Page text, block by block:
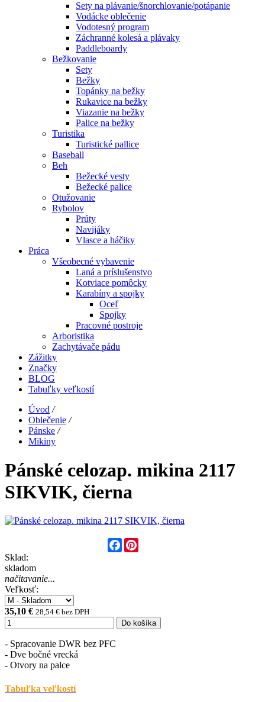
Sety na plávanie/šnorchlovanie/potápanie
Vodácke oblečenie
Vodotesný program
Záchranné kolesá a plávaky
Paddleboardy
Bežkovanie
Sety
Bežky
Topánky na bežky
Rukavice na bežky
Viazanie na bežky
Palice na bežky
Turistika
Turistické pallice
Baseball
Beh
Bežecké vesty
Bežecké palice
Otužovanie
Rybolov
Prúty
Navijáky
Vlasce a háčiky
Práca
Všeobecné vybavenie
Laná a príslušenstvo
Kotviace pomôcky
Karabíny a spojky
Oceľ
Spojky
Pracovné postroje
Arboristika
Zachytávače pádu
Zážitky
Značky
BLOG
Tabuľky veľkostí
Úvod /
Oblečenie /
Pánske /
Mikiny
Pánské celozap. mikina 2117
SIKVIK, čierna
Facebook
Sklad:
skladom
načitavanie...
Veľkosť:
35,10 € 28,54 € bez DPH
Do košíka
- Spracovanie DWR bez PFC
- Dve bočné vrecká
- Otvory na palce
Tabuľka veľkostí